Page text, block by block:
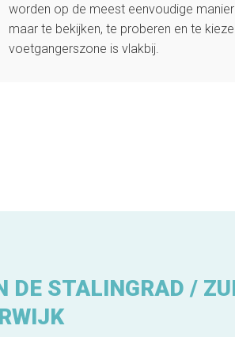
worden op de meest eenvoudige
maar te bekijken, te proberen en te
voetgangerszone is vlakbij.
DE STALINGRAD /